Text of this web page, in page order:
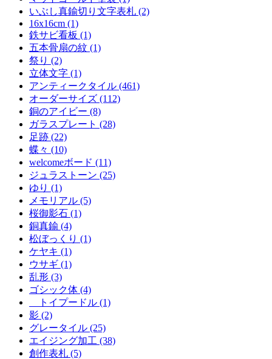
いぶし真鍮切り文字表札 (2)
16x16cm (1)
鉄サビ看板 (1)
五本骨扇の紋 (1)
祭り (2)
立体文字 (1)
アンティークタイル (461)
オーダーサイズ (112)
銅のアイビー (8)
ガラスプレート (28)
足跡 (22)
蝶々 (10)
welcomeボード (11)
ジュラストーン (25)
ゆり (1)
メモリアル (5)
桜御影石 (1)
銅真鍮 (4)
松ぼっくり (1)
ケヤキ (1)
ウサギ (1)
乱形 (3)
ゴシック体 (4)
トイプードル (1)
影 (2)
グレータイル (25)
エイジング加工 (38)
創作表札 (5)